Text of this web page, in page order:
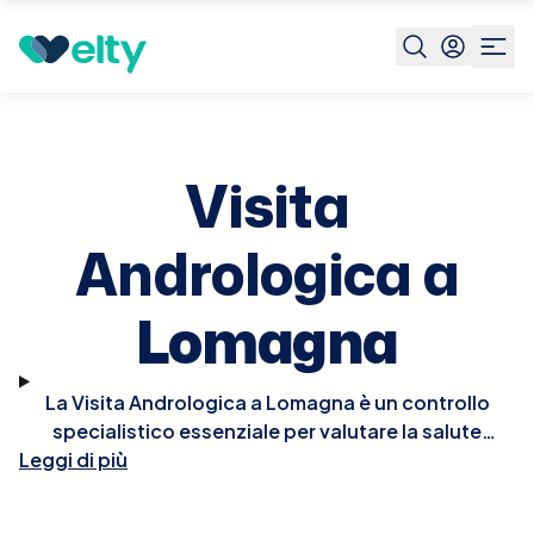
Prenota visita Lomagna
Visita
Andrologica a
Lomagna
La Visita Andrologica a Lomagna è un controllo
specialistico essenziale per valutare la salute
riproduttiva e sessuale maschile. Durante la visita,
Leggi di più